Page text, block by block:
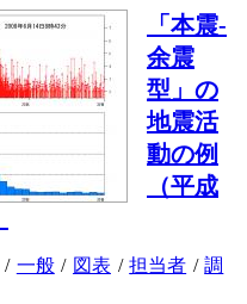
「本震-
余震
型」の
地震活
動の例
（平成
/ 一般 / 図表 / 担当者 / 調